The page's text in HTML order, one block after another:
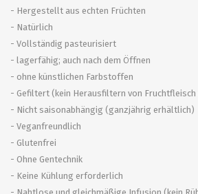
- Hergestellt aus echten Früchten
- Natürlich
- Vollständig pasteurisiert
- lagerfähig; auch nach dem Öffnen
- ohne künstlichen Farbstoffen
- Gefiltert (kein Herausfiltern von
- Nicht saisonabhängig (ganzjährig erhältlich)
- Veganfreundlich
- Glutenfrei
- Ohne Gentechnik
- Keine Kühlung erforderlich